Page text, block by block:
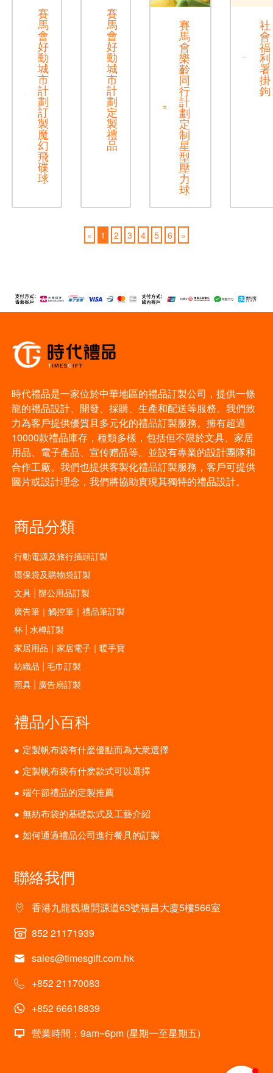
賽
馬
會
好
動
城
市
計
劃
訂
製
魔
幻
飛
碟
球
賽
馬
會
好
動
城
市
計
劃
定
製
禮
品
賽
馬
會
樂
齡
同
行
計
劃
定
制
星
型
壓
力
球
社
會
福
利
署
掛
鉤
« 1 2 3 4 5 6 »
時代禮品是一家位於中華地區的禮品訂製公司，提供一條
龍的禮品設計、開發、採購、生產和配送等服務。我們致
力為客戶提供優質且多元化的禮品訂製服務。擁有超過
10000款禮品庫存，種類多樣，包括但不限於文具、家居
用品、電子產品、宣传赠品等。並設有專業的設計團隊和
合作工廠。我們也提供客製化禮品訂製服務，客戶可提供
圖片或設計理念，我們將協助實現其獨特的禮品設計。
商品分類
行動電源及旅行插頭訂製
環保袋及購物袋訂製
文具 | 辦公用品訂製
廣告筆｜觸控筆｜禮品筆訂製
杯 | 水樽訂製
家居用品｜家居電子｜暖手寶
紡織品 | 毛巾訂製
雨具 | 廣告扇訂製
禮品小百科
定製帆布袋有什麽優點而為大衆選擇
定製帆布袋有什麽款式可以選擇
端午節禮品的定製推薦
無紡布袋的基礎款式及工藝介紹
如何通過禮品公司進行餐具的訂製
聯絡我們
香港九龍觀塘開源道63號福昌大廈5樓566室
852 21171939
sales@timesgift.com.hk
+852 21170083
+852 66618839
營業時間：9am~6pm (星期一至星期五)